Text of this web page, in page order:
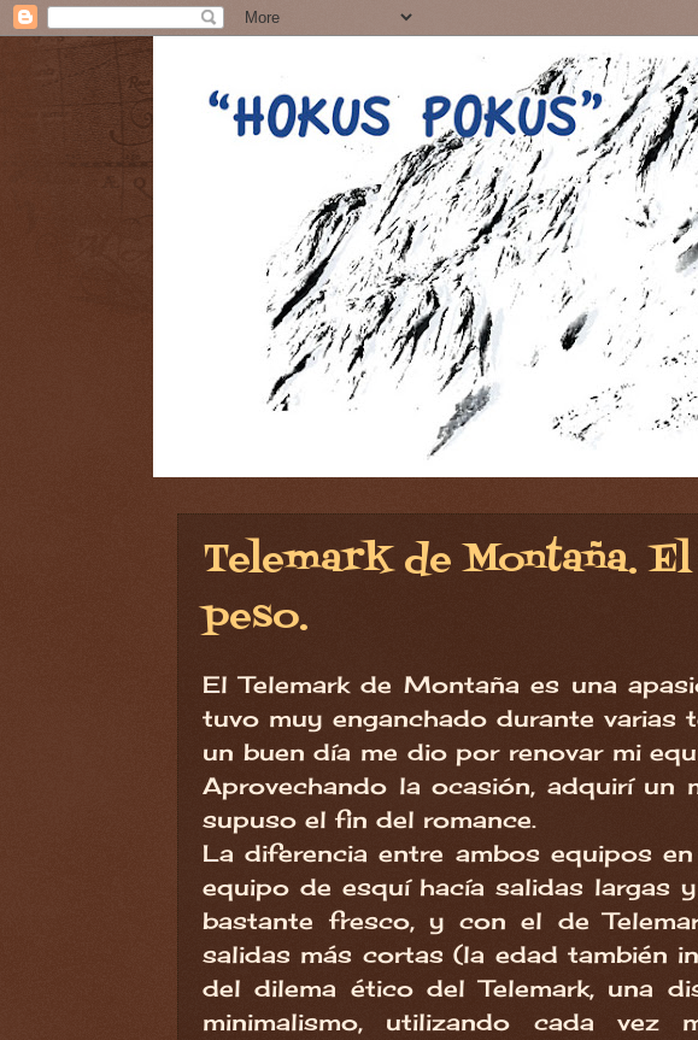
Telemark de Montaña.
peso.
El Telemark de Montaña es una
tuvo muy enganchado durante varias
un buen día me dio por renovar mi
Aprovechando la ocasión, adquirí un
supuso el fin del romance.
La diferencia entre ambos equipos
equipo de esquí hacía salidas largas
bastante fresco, y con el de
salidas más cortas (la edad también
del dilema ético del Telemark, una
minimalismo, utilizando cada vez